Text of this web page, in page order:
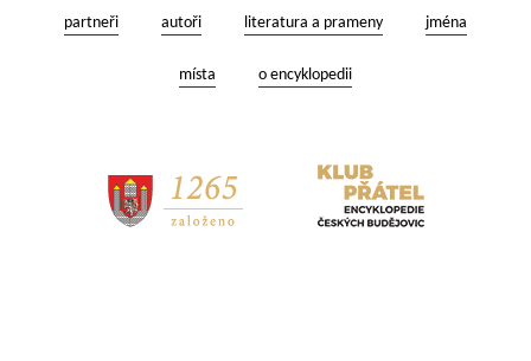
partneři autoři literatura a prameny jména
místa o encyklopedii